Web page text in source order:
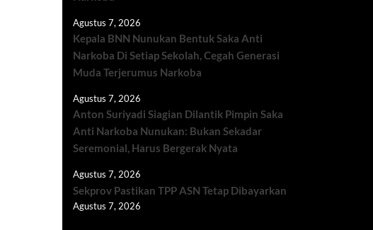
Agustus 7, 2026
Kepala BNN Nunukan Bentuk Saka Anti
Narkoba Di Setiap Sekolah, Cegah Generasi
Muda Terjerumus Narkoba
Agustus 7, 2026
Anton Suriyadi Siagian Dilantik Pimpin Saka
Anti Narkoba Nunukan: Bukan Sekadar
Seremonial, Harus Bergerak Nyata
Agustus 7, 2026
Sekprov Pastikan TPP ASN Tetap Dibayarkan
Agustus 7, 2026